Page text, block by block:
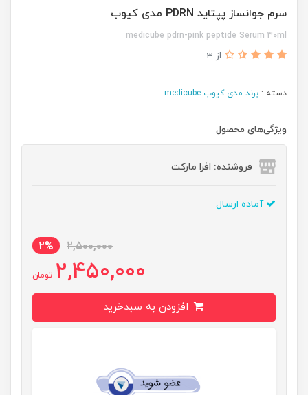
سرم جوانساز پپتاید PDRN مدی کیوب
medicube pdrn-pink peptide Serum 30ml
از 3
دسته : برند مدی کیوب medicube
ویژگی‌های محصول
فروشنده: افرا مارکت
آماده ارسال
2,500,000
2%
2,450,000 تومان